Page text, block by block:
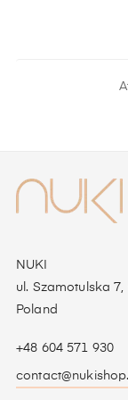
NUKI
ul. Szamotulska
Poland
+48 604 571 930